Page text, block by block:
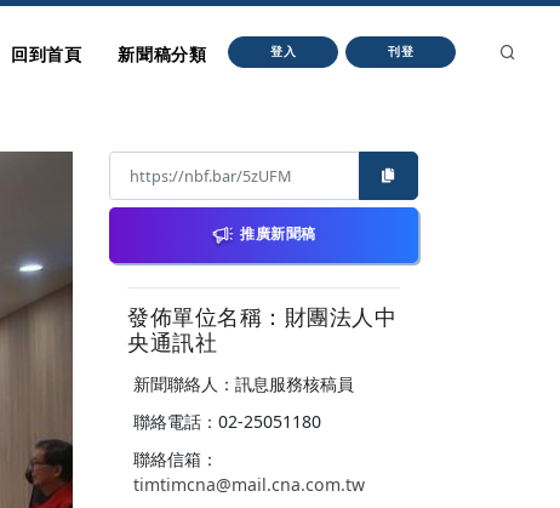
回到首頁 新聞稿分類 登入 刊登
推廣新聞稿
發佈單位名稱：財團法人中
央通訊社
新聞聯絡人：訊息服務核稿員
聯絡電話：02-25051180
聯絡信箱：
timtimcna@mail.cna.com.tw